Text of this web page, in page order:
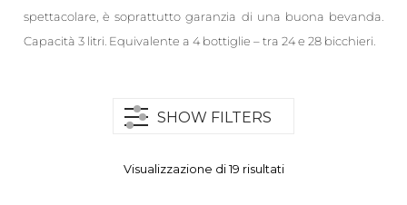
spettacolare, è soprattutto garanzia di una buona bevanda.
Capacità 3 litri. Equivalente a 4 bottiglie – tra 24 e 28 bicchieri.
SHOW FILTERS
Visualizzazione di 19 risultati